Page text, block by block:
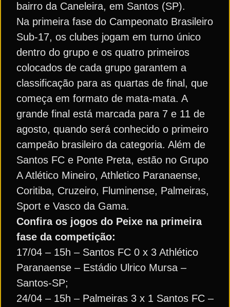
bairro da Caneleira, em Santos (SP).
Na primeira fase do Campeonato Brasileiro
Sub-17, os clubes jogam em turno único
dentro do grupo e os quatro primeiros
colocados de cada grupo garantem a
classificação para as quartas de final, que
começa em formato de mata-mata. A
grande final está marcada para 7 e 11 de
agosto, quando será conhecido o primeiro
campeão brasileiro da categoria. Além de
Santos FC e Ponte Preta, estão no Grupo
A Atlético Mineiro, Athletico Paranaense,
Coritiba, Cruzeiro, Fluminense, Palmeiras,
Sport e Vasco da Gama.
Confira os jogos do Peixe na primeira
fase da competição:
17/04 – 15h – Santos FC 0 x 3 Athlético
Paranaense – Estádio Ulrico Mursa –
Santos-SP;
24/04 – 15h – Palmeiras 3 x 1 Santos FC –